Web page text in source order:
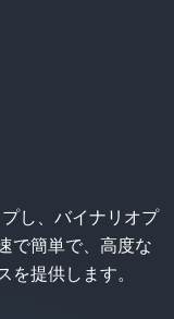
イン
し、バイナリオプ
で簡単で、高度な
提供します。